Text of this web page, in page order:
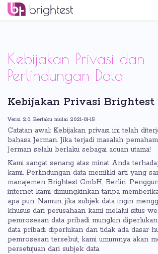
Kebijakan Privasi dan
Perlindungan Data
Kebijakan Privasi Brightest
Versi 2.0, Berlaku mulai 2021-01-15
Catatan awal: Kebijakan privasi ini telah
bahasa Jerman. Jika terjadi masalah
Jerman selalu berlaku sebagai acuan utama!
Kami sangat senang atas minat Anda
kami. Perlindungan data memiliki arti yang
manajemen Brightest GmbH, Berlin.
internet kami dimungkinkan tanpa
apa pun. Namun, jika subjek data ingin
khusus dari perusahaan kami melalui situs
pemrosesan data pribadi mungkin
data pribadi diperlukan dan tidak ada dasar
pemrosesan tersebut, kami umumnya akan
persetujuan dari subjek data.